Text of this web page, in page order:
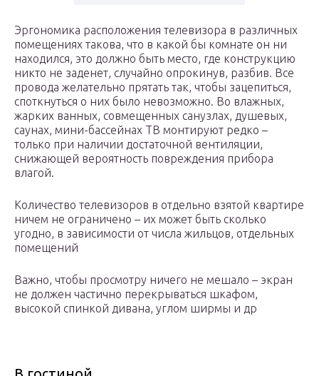
Эргономика расположения телевизора в различных
помещениях такова, что в какой бы комнате он ни
находился, это должно быть место, где конструкцию
никто не заденет, случайно опрокинув, разбив. Все
провода желательно прятать так, чтобы зацепиться,
споткнуться о них было невозможно. Во влажных,
жарких ванных, совмещенных санузлах, душевых,
саунах, мини-бассейнах ТВ монтируют редко –
только при наличии достаточной вентиляции,
снижающей вероятность повреждения прибора
влагой.
Количество телевизоров в отдельно взятой квартире
ничем не ограничено – их может быть сколько
угодно, в зависимости от числа жильцов, отдельных
помещений
Важно, чтобы просмотру ничего не мешало – экран
не должен частично перекрываться шкафом,
высокой спинкой дивана, углом ширмы и др